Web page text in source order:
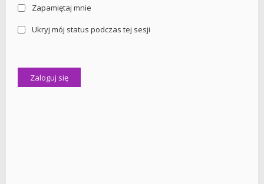
Zapamiętaj mnie
Ukryj mój status podczas tej sesji